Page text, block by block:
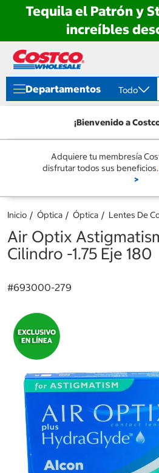
Tequila el Patrón y
increíbles
directo
contenido
directo
menú
navegación
Departamentos Todo
¡Bienvenido a
Adquiere tu membresía
disfrutar todos sus beneficios.
>
Inicio Óptica Óptica Lentes De
Air Optix
Cilindro -1.75 Eje 180
#693000-279